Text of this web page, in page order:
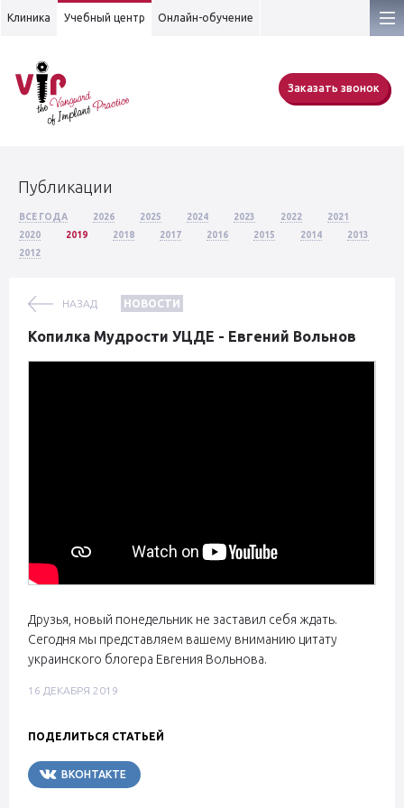
Клиника Учебный центр Онлайн-обучение
Заказать звонок
Публикации
ВСЕ ГОДА 2026 2025 2024 2023 2022
2021
2020
2019 2018 2017 2016 2015 2014
2013
2012
НАЗАД НОВОСТИ
Копилка Мудрости УЦДЕ - Евгений Вольнов
Друзья, новый понедельник не заставил себя ждать.
Сегодня мы представляем вашему вниманию цитату
украинского блогера Евгения Вольнова.
16 ДЕКАБРЯ 2019
ПОДЕЛИТЬСЯ СТАТЬЕЙ
ВКОНТАКТЕ